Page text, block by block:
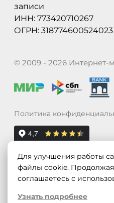
записи
ИНН: 773420710267
ОГРН: 318774600524023
© 2009 - 2026
Политика
Для улучшения работы
файлы cookie. Продолжая
соглашаетесь с
Узнать подробнее